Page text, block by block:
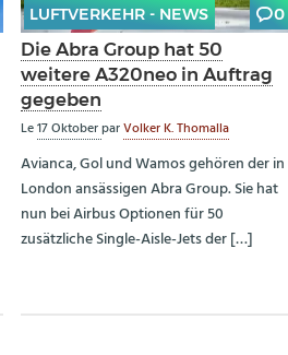
LUFTVERKEHR - NEWS 0
Die Abra Group hat 50
weitere A320neo in Auftrag
gegeben
Le17 OktoberparVolker K. Thomalla
Avianca, Gol und Wamos gehören der in
London ansässigen Abra Group. Sie hat
nun bei Airbus Optionen für 50
zusätzliche Single-Aisle-Jets der […]